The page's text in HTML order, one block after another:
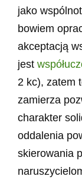
jako
bowiem
akceptacją
jest
2 kc), zatem
zamierza
charakter
oddalenia
skierowania